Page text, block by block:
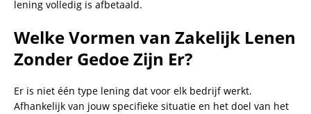
lening volledig is afbetaald.
Welke Vormen van Zakelijk Lenen
Zonder Gedoe Zijn Er?
Er is niet één type lening dat voor elk bedrijf werkt.
Afhankelijk van jouw specifieke situatie en het doel van het